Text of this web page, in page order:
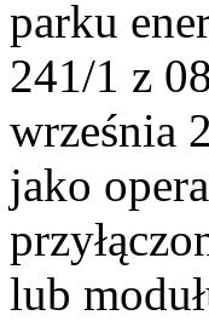
parku
241/1 z
września
jako
lub